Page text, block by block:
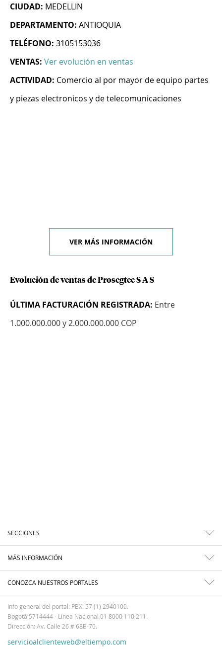
CIUDAD: MEDELLIN
DEPARTAMENTO: ANTIOQUIA
TELÉFONO: 3105153036
VENTAS: Ver evolución en ventas
ACTIVIDAD: Comercio al por mayor de equipo partes
y piezas electronicos y de telecomunicaciones
VER MÁS INFORMACIÓN
Evolución de ventas de Prosegtec S A S
ÚLTIMA FACTURACIÓN REGISTRADA: Entre
1.000.000.000 y 2.000.000.000 COP
SECCIONES
MÁS INFORMACIÓN
CONOZCA NUESTROS PORTALES
Info general del portal: PBX: 57 (1) 2940100.
Bogotá 5714444 - Línea Nacional 01 8000 110 211.
Dirección: Av. Calle 26 # 68B-70.
servicioalclienteweb@eltiempo.com